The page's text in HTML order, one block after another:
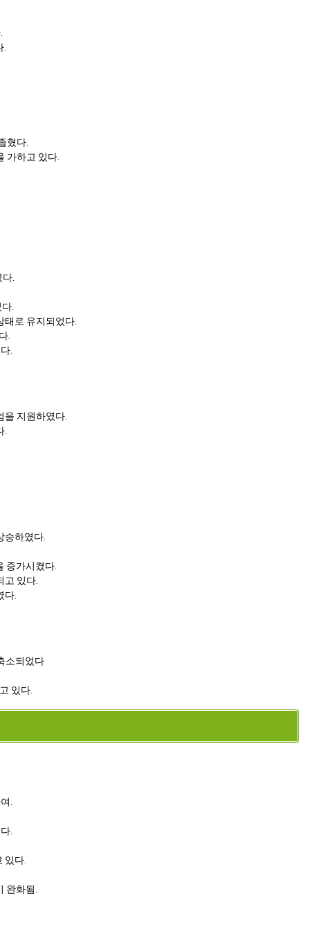
혔다.
가하고 있다.
.
.
태로 유지되었다.
.
.
을 지원하였다.
.
승하였다.
증가시켰다.
고 있다.
다.
소되었다
있다.
.
.
있다.
완화됨.